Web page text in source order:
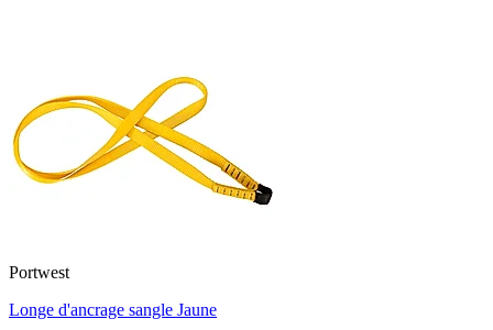
Portwest
Longe d'ancrage sangle Jaune